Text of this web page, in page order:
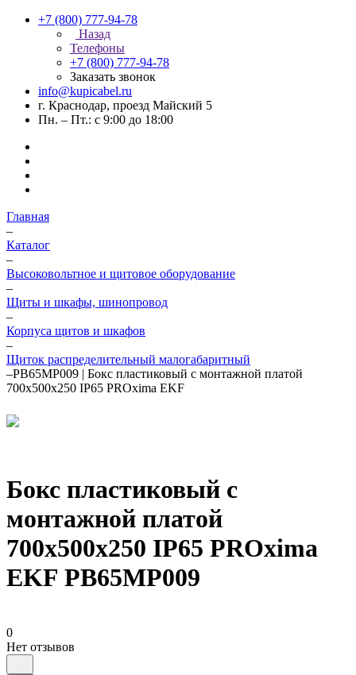
+7 (800) 777-94-78
Назад
Телефоны
+7 (800) 777-94-78
Заказать звонок
info@kupicabel.ru
г. Краснодар, проезд Майский 5
Пн. – Пт.: с 9:00 до 18:00
Главная
–
Каталог
–
Высоковольтное и щитовое оборудование
–
Щиты и шкафы, шинопровод
–
Корпуса щитов и шкафов
–
Щиток распределительный малогабаритный
–PB65MP009 | Бокс пластиковый с монтажной платой
700х500х250 IP65 PROxima EKF
Бокс пластиковый с
монтажной платой
700х500х250 IP65 PROxima
EKF PB65MP009
0
Нет отзывов